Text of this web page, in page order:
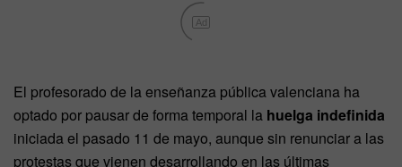
Ad
El profesorado de la enseñanza pública valenciana ha
optado por pausar de forma temporal la huelga indefinida
iniciada el pasado 11 de mayo, aunque sin renunciar a las
protestas que vienen desarrollando en las últimas